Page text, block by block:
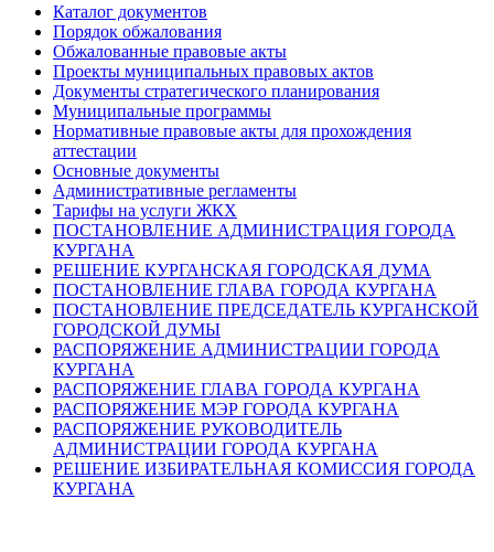
Каталог документов
Порядок обжалования
Обжалованные правовые акты
Проекты муниципальных правовых актов
Документы стратегического планирования
Муниципальные программы
Нормативные правовые акты для прохождения
аттестации
Основные документы
Административные регламенты
Тарифы на услуги ЖКХ
ПОСТАНОВЛЕНИЕ АДМИНИСТРАЦИЯ ГОРОДА
КУРГАНА
РЕШЕНИЕ КУРГАНСКАЯ ГОРОДСКАЯ ДУМА
ПОСТАНОВЛЕНИЕ ГЛАВА ГОРОДА КУРГАНА
ПОСТАНОВЛЕНИЕ ПРЕДСЕДАТЕЛЬ КУРГАНСКОЙ
ГОРОДСКОЙ ДУМЫ
РАСПОРЯЖЕНИЕ АДМИНИСТРАЦИИ ГОРОДА
КУРГАНА
РАСПОРЯЖЕНИЕ ГЛАВА ГОРОДА КУРГАНА
РАСПОРЯЖЕНИЕ МЭР ГОРОДА КУРГАНА
РАСПОРЯЖЕНИЕ РУКОВОДИТЕЛЬ
АДМИНИСТРАЦИИ ГОРОДА КУРГАНА
РЕШЕНИЕ ИЗБИРАТЕЛЬНАЯ КОМИССИЯ ГОРОДА
КУРГАНА